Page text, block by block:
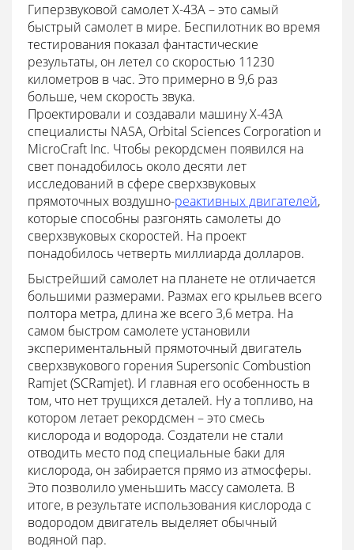
Гиперзвуковой самолет Х-43А – это самый
быстрый самолет в мире. Беспилотник во время
тестирования показал фантастические
результаты, он летел со скоростью 11230
километров в час. Это примерно в 9,6 раз
больше, чем скорость звука.
Проектировали и создавали машину X-43A
специалисты NASA, Orbital Sciences Corporation и
MicroCraft Inc. Чтобы рекордсмен появился на
свет понадобилось около десяти лет
исследований в сфере сверхзвуковых
прямоточных воздушно-реактивных двигателей,
которые способны разгонять самолеты до
сверхзвуковых скоростей. На проект
понадобилось четверть миллиарда долларов.
Быстрейший самолет на планете не отличается
большими размерами. Размах его крыльев всего
полтора метра, длина же всего 3,6 метра. На
самом быстром самолете установили
экспериментальный прямоточный двигатель
сверхзвукового горения Supersonic Combustion
Ramjet (SCRamjet). И главная его особенность в
том, что нет трущихся деталей. Ну а топливо, на
котором летает рекордсмен – это смесь
кислорода и водорода. Создатели не стали
отводить место под специальные баки для
кислорода, он забирается прямо из атмосферы.
Это позволило уменьшить массу самолета. В
итоге, в результате использования кислорода с
водородом двигатель выделяет обычный
водяной пар.